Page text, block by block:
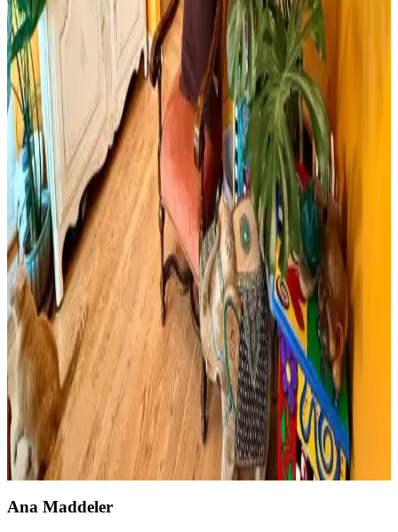
Yıpranmış Banyolarda Renk Uyumu ve Mekan
Kullanımı İçin Doğru Boya Seçimi
Yıpranmış banyolarda slate zemin ve vintage detaylarla uyumlu
boya seçimi, sakin tonlar ve vurgu renkleriyle mekanın estetik ve
fonksiyonel dengesini sağlar.
Cadence Mermer Efekti Gümüş: Dekorasyonda Yeni
Trend ve Bilgi Eksikliği
Cadence mermer efekti gümüş ifadesi dekorasyonda yeni bir trend
olarak öne çıkıyor ancak mevcut arama sonuçlarında somut bilgi
bulunmuyor. Mermer ve gümüş tonları dekorasyonda şıklık sağlar.
Viscotex Hard Serenity ve Lif Kılıflı Hava Kanallı
Visco Yastık Karşılaştırması
İki visco yastık modeli, boyut, sertlik ve kullanıcı geri bildirimleriyle
detaylı karşılaştırıldı. Hard Serenity yüksek sertlik ve boyun desteği
sağlarken, Lif Kılıflı yumuşaklık ve konfor sunuyor.
Boho Maksimalist Oturma Odası Tasarımında
Bitkiler ve Renklerin Rolü
Boho maksimalist oturma odasında turuncu duvarlar, kültürel
maskeler, canlı bitkiler ve doğru halı seçimiyle sıcak, dengeli ve
estetik bir yaşam alanı oluşturuluyor.
Ana Maddeler